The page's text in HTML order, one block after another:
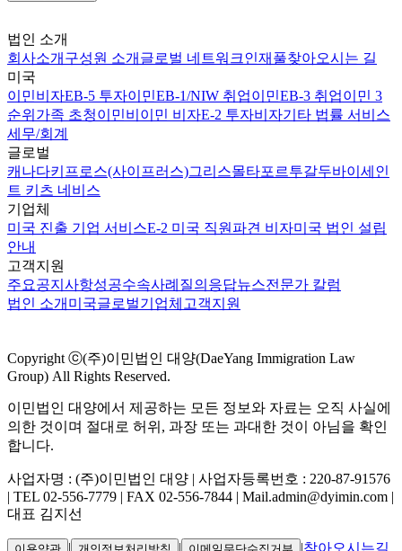
법인 소개
회사소개 구성원 소개 글로벌 네트워크인재풀찾아오시는 길
미국
이민비자EB-5 투자이민EB-1/NIW 취업이민EB-3 취업이민 3
순위 가족 초청이민비이민 비자E-2 투자비자기타 법률 서비스
세무/회계
글로벌
캐나다키프로스(사이프러스)그리스몰타포르투갈두바이 세인
트 키츠 네비스
기업체
미국 진출 기업 서비스E-2 미국 직원파견 비자미국 법인 설립
안내
고객지원
주요공지사항성공수속사례 질의응답뉴스전문가 칼럼
법인 소개 미국글로벌기업체 고객지원
Copyright ⓒ(주)이민법인 대양(DaeYang Immigration Law
Group) All Rights Reserved.
이민법인 대양에서 제공하는 모든 정보와 자료는 오직 사실에
의한 것이며 절대로 허위, 과장 또는 과대한 것이 아님을 확인
합니다.
사업자명 : (주)이민법인 대양 | 사업자등록번호 : 220-87-91576
| TEL 02-556-7779 | FAX 02-556-7844 | Mail.admin@dyimin.com |
대표 김지선
| | |찾아오시는길